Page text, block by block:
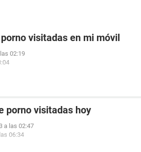
visitadas en mi móvil
02:19
porno visitadas hoy
a las 02:47
06:34